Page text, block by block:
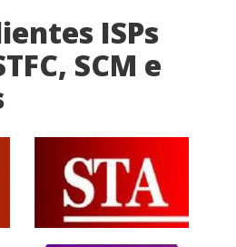
ISPs
SCM e